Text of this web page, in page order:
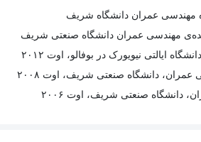
مهندسی عمران دانشگاه شریف
مهندسی عمران دانشگاه صنعتی شریف
ایالتی نیویورک در بوفالو، اوت ۲۰۱۲
دانشگاه صنعتی شریف، اوت ۲۰۰۸
دانشگاه صنعتی شریف، اوت ۲۰۰۶